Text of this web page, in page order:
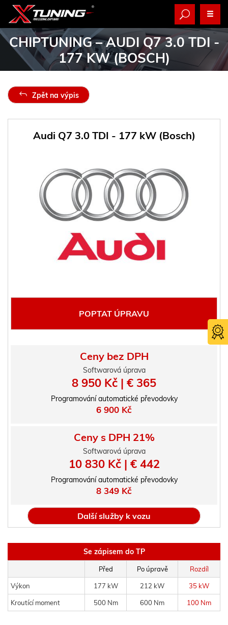
CHIPTUNING– AUDI Q7 3.0 TDI -
177 KW (BOSCH)
Zpět na výpis
Audi Q7 3.0 TDI - 177 kW (Bosch)
POPTAT ÚPRAVU
Ceny bez DPH
Softwarová úprava
8 950 Kč | € 365
Programování automatické převodovky
6 900 Kč
Ceny s DPH 21%
Softwarová úprava
10 830 Kč | € 442
Programování automatické převodovky
8 349 Kč
Další služby k vozu
Se zápisem do TP
Před Po úpravě Rozdíl
Výkon 177 kW 212 kW 35 kW
Kroutící moment 500 Nm 600 Nm 100 Nm